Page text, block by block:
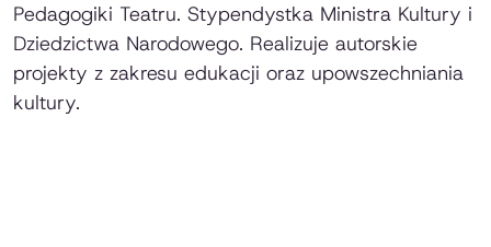
Pedagogiki Teatru. Stypendystka Ministra Kultury i
Dziedzictwa Narodowego. Realizuje autorskie
projekty z zakresu edukacji oraz upowszechniania
kultury.